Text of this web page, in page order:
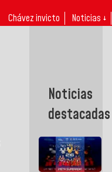
Chávez invicto Noticias ↓
Noticias
destacadas